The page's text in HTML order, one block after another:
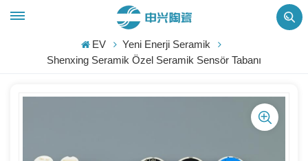
EV
Yeni Enerji Seramik
Shenxing Seramik Özel Seramik Sensör Tabanı